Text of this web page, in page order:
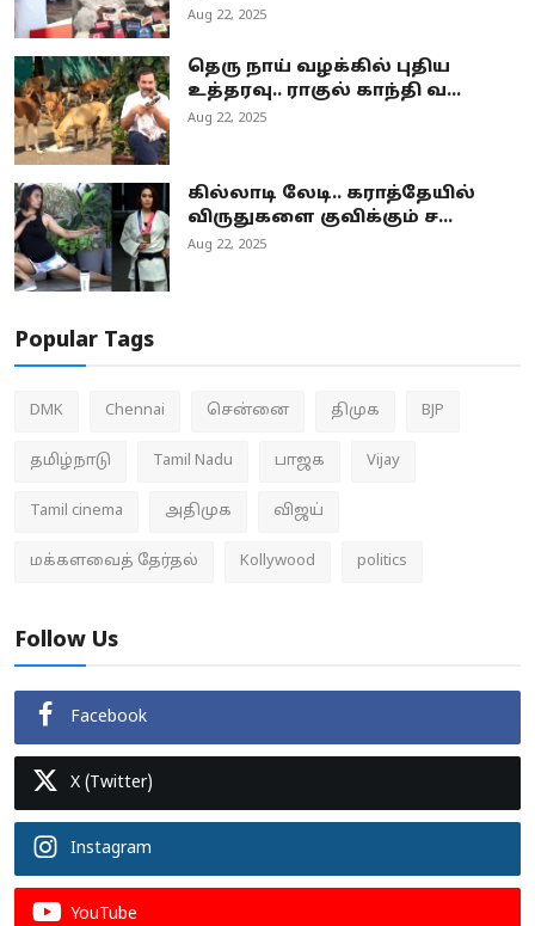
Aug 22, 2025
தெரு நாய் வழக்கில் புதிய
உத்தரவு.. ராகுல் காந்தி வ...
Aug 22, 2025
கில்லாடி லேடி.. கராத்தேயில்
விருதுகளை குவிக்கும் ச...
Aug 22, 2025
Popular Tags
DMK Chennai சென்னை திமுக BJP
தமிழ்நாடு Tamil Nadu பாஜக Vijay
Tamil cinema அதிமுக விஜய்
மக்களவைத் தேர்தல் Kollywood politics
Follow Us
Facebook
X (Twitter)
Instagram
YouTube